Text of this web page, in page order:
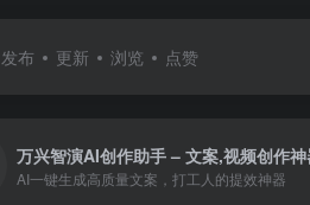
发布 更新 浏览 点赞
万兴智演AI创作助手 – 文案,视频创作
AI一键生成高质量文案，打工人的提效神器